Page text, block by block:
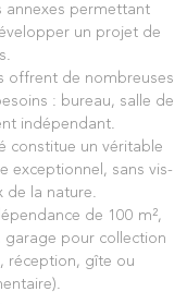
annexes permettant
un projet de
offrent de nombreuses
: bureau, salle de
indépendant.
constitue un véritable
exceptionnel, sans vis-
de la nature.
de 100 m²,
pour collection
réception, gîte ou